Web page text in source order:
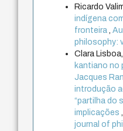
Ricardo
indígena
fronteira ,
philosophy:
Clara
kantiano no
Jacques
introdução
“partilha do
implicações
journal of